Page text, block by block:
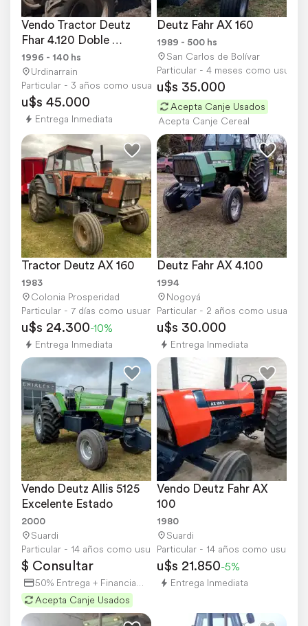
Vendo Tractor Deutz
Fhar 4.120 Doble
Tracción, Embrague IND
1996 - 140 hs
Urdinarrain
Particular - 3 años como usuario
u$s 45.000
Entrega Inmediata
Deutz Fahr AX 160
1989 - 500 hs
San Carlos de Bolívar
Particular - 4 meses como usuario
u$s 35.000
Acepta Canje Usados
Acepta Canje Cereal
Tractor Deutz AX 160
1983
Colonia Prosperidad
Particular - 7 días como usuario
u$s 24.300-10%
Entrega Inmediata
Deutz Fahr AX 4.100
1994
Nogoyá
Particular - 2 años como usuario
u$s 30.000
Entrega Inmediata
Vendo Deutz Allis 5125
Excelente Estado
2000
Suardi
Particular - 14 años como usuario
$ Consultar
50% Entrega + Financiación
Acepta Canje Usados
Vendo Deutz Fahr AX
100
1980
Suardi
Particular - 14 años como usuario
u$s 21.850-5%
Entrega Inmediata